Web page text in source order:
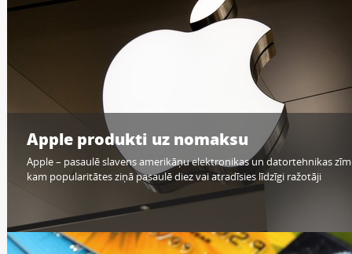
Apple produkti uz nomaksu
Apple – pasaulē slavens amerikāņu elektronikas un datortehnikas
kam popularitātes ziņā pasaulē diez vai atradīsies līdzīgi ražotāji